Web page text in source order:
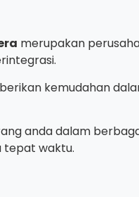
merupakan
kemudahan
anda dalam
tepat waktu.